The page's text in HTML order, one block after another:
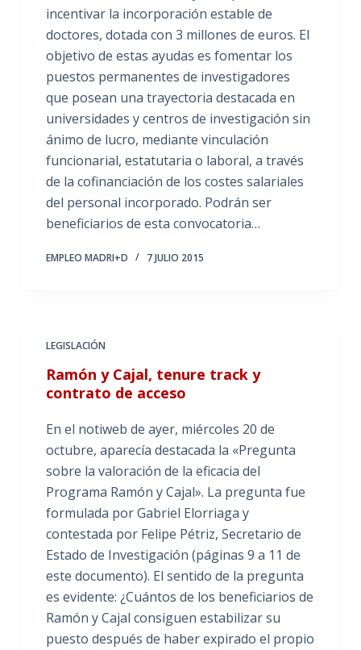
incentivar la incorporación estable de
doctores, dotada con 3 millones de euros. El
objetivo de estas ayudas es fomentar los
puestos permanentes de investigadores
que posean una trayectoria destacada en
universidades y centros de investigación sin
ánimo de lucro, mediante vinculación
funcionarial, estatutaria o laboral, a través
de la cofinanciación de los costes salariales
del personal incorporado. Podrán ser
beneficiarios de esta convocatoria…
EMPLEO MADRI+D 7 JULIO 2015
LEGISLACIÓN
Ramón y Cajal, tenure track y
contrato de acceso
En el notiweb de ayer, miércoles 20 de
octubre, aparecía destacada la «Pregunta
sobre la valoración de la eficacia del
Programa Ramón y Cajal». La pregunta fue
formulada por Gabriel Elorriaga y
contestada por Felipe Pétriz, Secretario de
Estado de Investigación (páginas 9 a 11 de
este documento). El sentido de la pregunta
es evidente: ¿Cuántos de los beneficiarios de
Ramón y Cajal consiguen estabilizar su
puesto después de haber expirado el propio